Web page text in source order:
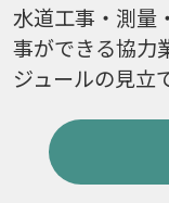
水道工事・測量
事ができる協力
ジュールの見立